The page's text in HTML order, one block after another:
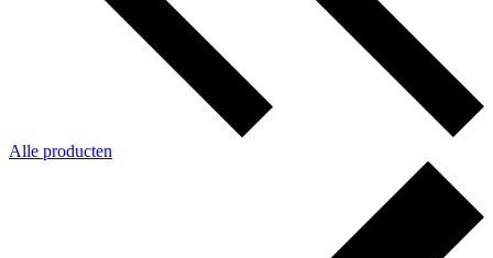
Alle producten